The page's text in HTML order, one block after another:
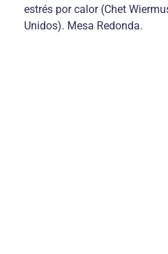
estrés por calor (Chet
Unidos). Mesa Redonda.